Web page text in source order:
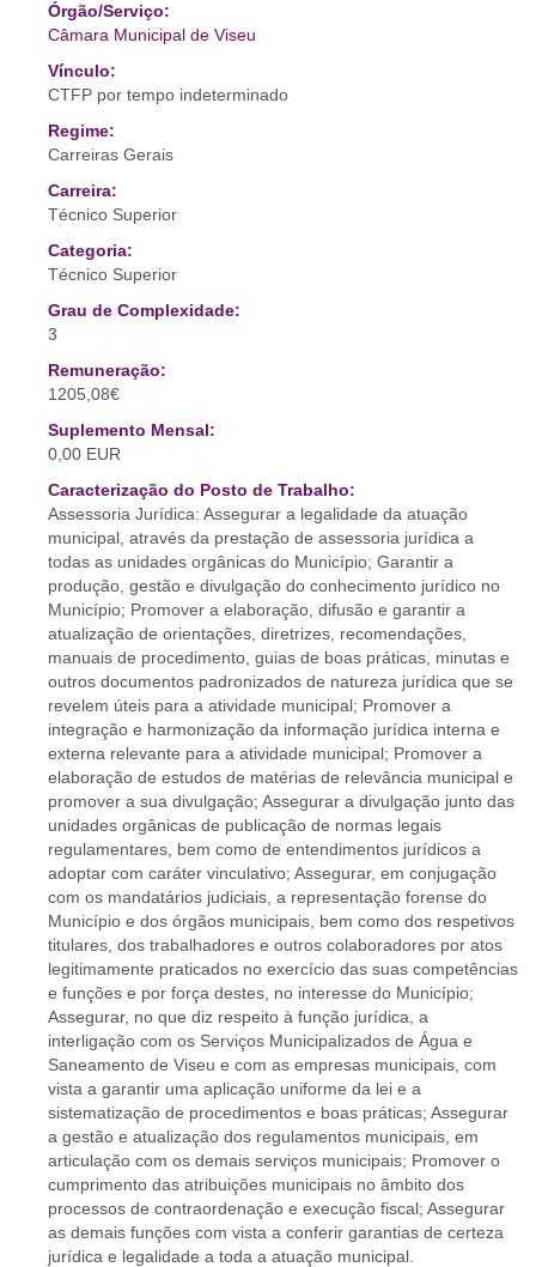
Órgão/Serviço:
Câmara Municipal de Viseu
Vínculo:
CTFP por tempo indeterminado
Regime:
Carreiras Gerais
Carreira:
Técnico Superior
Categoria:
Técnico Superior
Grau de Complexidade:
3
Remuneração:
1205,08€
Suplemento Mensal:
0,00 EUR
Caracterização do Posto de Trabalho:
Assessoria Jurídica: Assegurar a legalidade da atuação
municipal, através da prestação de assessoria jurídica a
todas as unidades orgânicas do Município; Garantir a
produção, gestão e divulgação do conhecimento jurídico no
Município; Promover a elaboração, difusão e garantir a
atualização de orientações, diretrizes, recomendações,
manuais de procedimento, guias de boas práticas, minutas e
outros documentos padronizados de natureza jurídica que se
revelem úteis para a atividade municipal; Promover a
integração e harmonização da informação jurídica interna e
externa relevante para a atividade municipal; Promover a
elaboração de estudos de matérias de relevância municipal e
promover a sua divulgação; Assegurar a divulgação junto das
unidades orgânicas de publicação de normas legais
regulamentares, bem como de entendimentos jurídicos a
adoptar com caráter vinculativo; Assegurar, em conjugação
com os mandatários judiciais, a representação forense do
Município e dos órgãos municipais, bem como dos respetivos
titulares, dos trabalhadores e outros colaboradores por atos
legitimamente praticados no exercício das suas competências
e funções e por força destes, no interesse do Município;
Assegurar, no que diz respeito à função jurídica, a
interligação com os Serviços Municipalizados de Água e
Saneamento de Viseu e com as empresas municipais, com
vista a garantir uma aplicação uniforme da lei e a
sistematização de procedimentos e boas práticas; Assegurar
a gestão e atualização dos regulamentos municipais, em
articulação com os demais serviços municipais; Promover o
cumprimento das atribuições municipais no âmbito dos
processos de contraordenação e execução fiscal; Assegurar
as demais funções com vista a conferir garantias de certeza
jurídica e legalidade a toda a atuação municipal.